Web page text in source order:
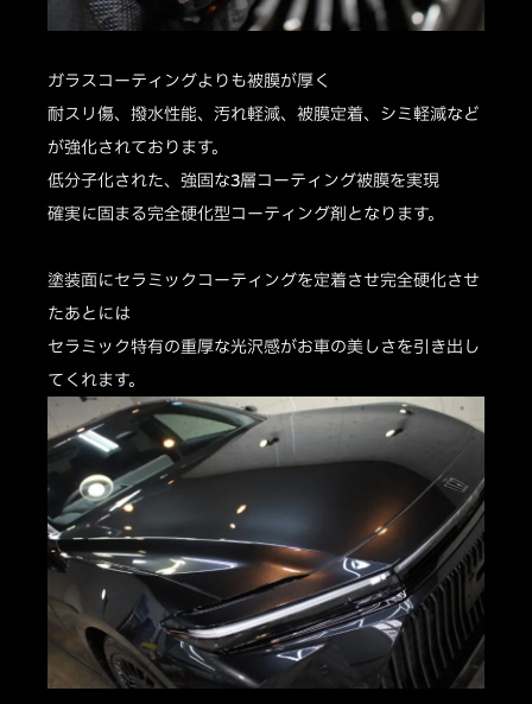
ガラスコーティングよりも被膜が厚く
耐スリ傷、撥水性能、汚れ軽減、被膜定着、シミ軽減など
が強化されております。
低分子化された、強固な3層コーティング被膜を実現
確実に固まる完全硬化型コーティング剤となります。
塗装面にセラミックコーティングを定着させ完全硬化させ
たあとには
セラミック特有の重厚な光沢感がお車の美しさを引き出し
てくれます。